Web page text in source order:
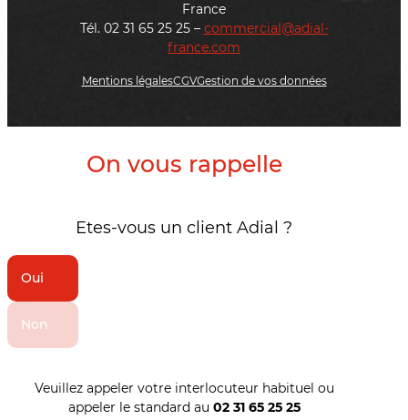
France
Tél. 02 31 65 25 25 – commercial@adial-
france.com
Mentions légalesCGVGestion de vos données
On vous rappelle
Etes-vous un client Adial ?
Oui
Non
Veuillez appeler votre interlocuteur habituel ou
appeler le standard au 02 31 65 25 25